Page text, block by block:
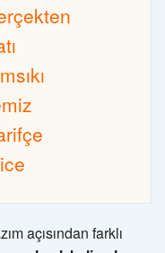
açısından farklı